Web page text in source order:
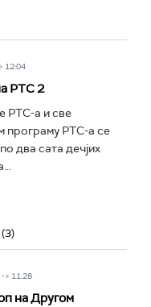
12:04
РТС 2
РТС-а и све
програму РТС-а се
два сата дечјих
> 11:28
на Другом